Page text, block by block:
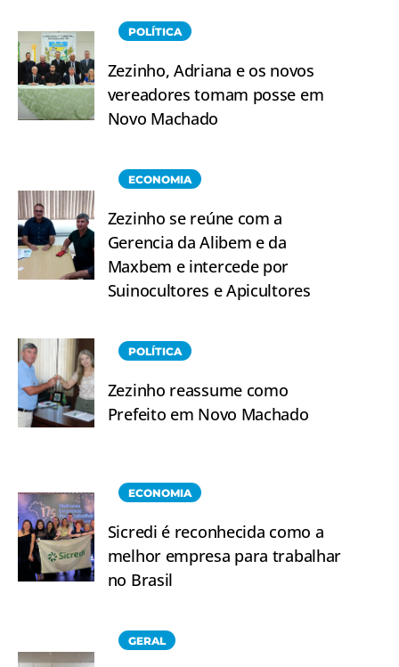
POLÍTICA
Zezinho, Adriana e os novos
vereadores tomam posse em
Novo Machado
ECONOMIA
Zezinho se reúne com a
Gerencia da Alibem e da
Maxbem e intercede por
Suinocultores e Apicultores
POLÍTICA
Zezinho reassume como
Prefeito em Novo Machado
ECONOMIA
Sicredi é reconhecida como a
melhor empresa para trabalhar
no Brasil
GERAL